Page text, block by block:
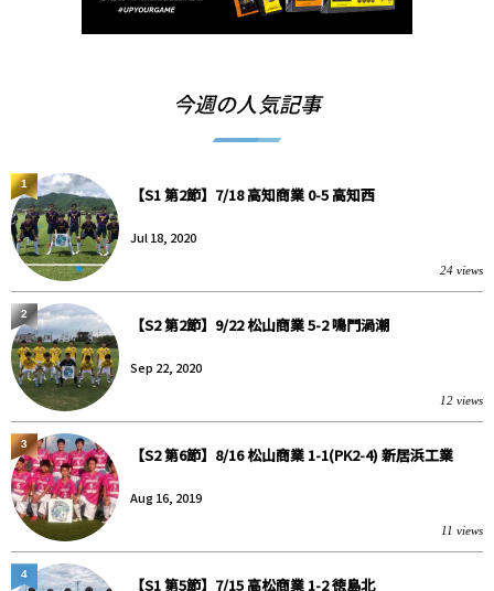
今週の人気記事
【S1 第2節】7/18 高知商業 0-5 高知西
Jul 18, 2020
24 views
1
【S2 第2節】9/22 松山商業 5-2 鳴門渦潮
Sep 22, 2020
12 views
2
【S2 第6節】8/16 松山商業 1-1(PK2-4) 新居浜工業
Aug 16, 2019
11 views
3
【S1 第5節】7/15 高松商業 1-2 徳島北
4